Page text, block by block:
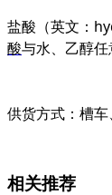
盐酸（英文：
酸与水、乙醇任
供货方式：槽
相关推荐